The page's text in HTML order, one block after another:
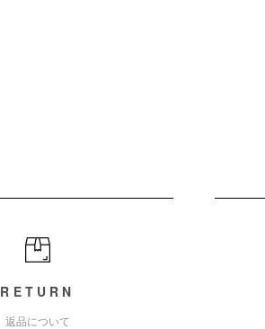
RETURN
返品について